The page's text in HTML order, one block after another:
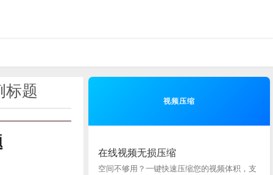
标题
视频压缩
在线视频无损压缩
空间不够用？一键快速压缩您的视频体积，支